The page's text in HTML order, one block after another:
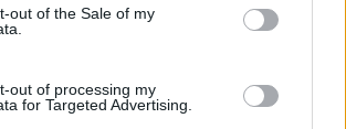
out of the Sale of my
out of processing my
for Targeted Advertising.
MM-karsintojen näkymät –
jalkapallokommentaattorin